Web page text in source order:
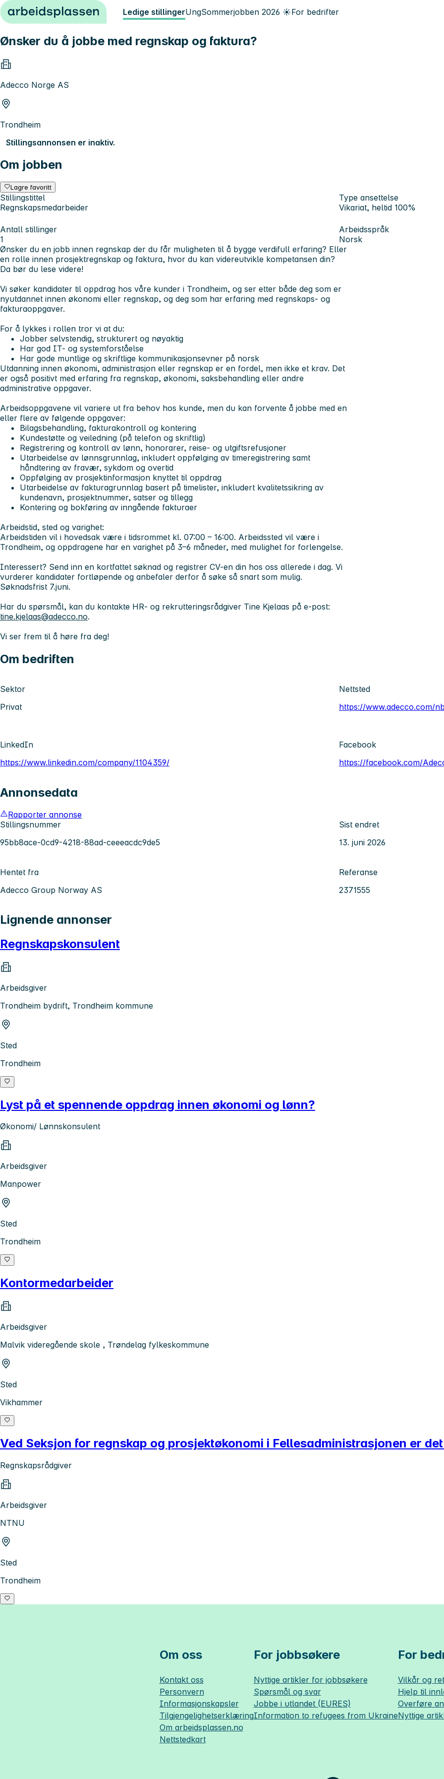
Hopp til innhold Ledige stillingerUngSommerjobben 2026 ☀️For bedrifter
Ønsker du å jobbe med regnskap og faktura?
Adecco Norge AS
Trondheim
Stillingsannonsen er inaktiv.
Om jobben
Lagre favoritt
Stillingstittel
Regnskapsmedarbeider
Type ansettelse
Vikariat, heltid 100%
Antall stillinger
1
Arbeidsspråk
Norsk
Ønsker du en jobb innen regnskap der du får muligheten til å bygge verdifull erfaring? Eller
en rolle innen prosjektregnskap og faktura, hvor du kan videreutvikle kompetansen din?
Da bør du lese videre!
Vi søker kandidater til oppdrag hos våre kunder i Trondheim, og ser etter både deg som er
nyutdannet innen økonomi eller regnskap, og deg som har erfaring med regnskaps- og
fakturaoppgaver.
For å lykkes i rollen tror vi at du:
Jobber selvstendig, strukturert og nøyaktig
Har god IT- og systemforståelse
Har gode muntlige og skriftlige kommunikasjonsevner på norsk
Utdanning innen økonomi, administrasjon eller regnskap er en fordel, men ikke et krav. Det
er også positivt med erfaring fra regnskap, økonomi, saksbehandling eller andre
administrative oppgaver.
Arbeidsoppgavene vil variere ut fra behov hos kunde, men du kan forvente å jobbe med en
eller flere av følgende oppgaver:
Bilagsbehandling, fakturakontroll og kontering
Kundestøtte og veiledning (på telefon og skriftlig)
Registrering og kontroll av lønn, honorarer, reise- og utgiftsrefusjoner
Utarbeidelse av lønnsgrunnlag, inkludert oppfølging av timeregistrering samt
håndtering av fravær, sykdom og overtid
Oppfølging av prosjektinformasjon knyttet til oppdrag
Utarbeidelse av fakturagrunnlag basert på timelister, inkludert kvalitetssikring av
kundenavn, prosjektnummer, satser og tillegg
Kontering og bokføring av inngående fakturaer
Arbeidstid, sted og varighet:
Arbeidstiden vil i hovedsak være i tidsrommet kl. 07:00 – 16:00. Arbeidssted vil være i
Trondheim, og oppdragene har en varighet på 3–6 måneder, med mulighet for forlengelse.
Interessert? Send inn en kortfattet søknad og registrer CV-en din hos oss allerede i dag. Vi
vurderer kandidater fortløpende og anbefaler derfor å søke så snart som mulig.
Søknadsfrist 7.juni.
Har du spørsmål, kan du kontakte HR- og rekrutteringsrådgiver Tine Kjelaas på e-post:
tine.kjelaas@adecco.no.
Vi ser frem til å høre fra deg!
Om bedriften
Sektor
Privat
Nettsted
https://www.adecco.com/
LinkedIn
https://www.linkedin.com/company/1104359/
Facebook
https://facebook.com/
Annonsedata
Rapporter annonse
Stillingsnummer
95bb8ace-0cd9-4218-88ad-ceeeacdc9de5
Sist endret
13. juni 2026
Hentet fra
Adecco Group Norway AS
Referanse
2371555
Lignende annonser
Regnskapskonsulent
Arbeidsgiver
Trondheim bydrift, Trondheim kommune
Sted
Trondheim
Lyst på et spennende oppdrag innen økonomi og lønn?
Økonomi/ Lønnskonsulent
Arbeidsgiver
Manpower
Sted
Trondheim
Kontormedarbeider
Arbeidsgiver
Malvik videregående skole , Trøndelag fylkeskommune
Sted
Vikhammer
Ved Seksjon for regnskap og prosjektøkonomi i Fellesadministrasjonen er
Regnskapsrådgiver
Arbeidsgiver
NTNU
Sted
Trondheim
Om oss
Kontakt oss
Personvern
Informasjonskapsler
Tilgjengelighetserklæring
Om arbeidsplassen.no
Nettstedkart
For jobbsøkere
Nyttige artikler for jobbsøkere
Spørsmål og svar
Jobbe i utlandet (EURES)
Information to refugees from Ukraine
For
Vilkår og
Hjelp til
Overføre
Nyttige